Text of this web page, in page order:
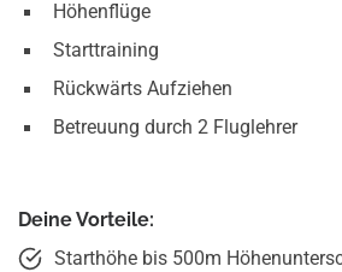
Höhenflüge
Starttraining
Rückwärts Aufziehen
Betreuung durch 2 Fluglehrer
Deine Vorteile:
Starthöhe bis 500m